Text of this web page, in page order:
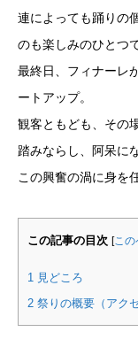
連によっても踊りの
のも楽しみのひとつ
最終日、フィナーレ
ートアップ。
観客ともども、その
踏みならし、阿呆に
この興奮の渦に身を
この記事の目次 [この
1 見どころ
2 祭りの概要（アク